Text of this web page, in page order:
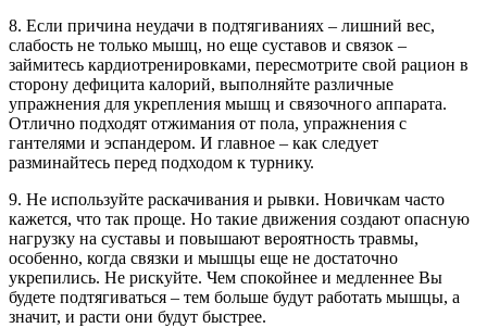
8. Если причина неудачи в подтягиваниях – лишний вес,
слабость не только мышц, но еще суставов и связок –
займитесь кардиотренировками, пересмотрите свой рацион в
сторону дефицита калорий, выполняйте различные
упражнения для укрепления мышц и связочного аппарата.
Отлично подходят отжимания от пола, упражнения с
гантелями и эспандером. И главное – как следует
разминайтесь перед подходом к турнику.
9. Не используйте раскачивания и рывки. Новичкам часто
кажется, что так проще. Но такие движения создают опасную
нагрузку на суставы и повышают вероятность травмы,
особенно, когда связки и мышцы еще не достаточно
укрепились. Не рискуйте. Чем спокойнее и медленнее Вы
будете подтягиваться – тем больше будут работать мышцы, а
значит, и расти они будут быстрее.